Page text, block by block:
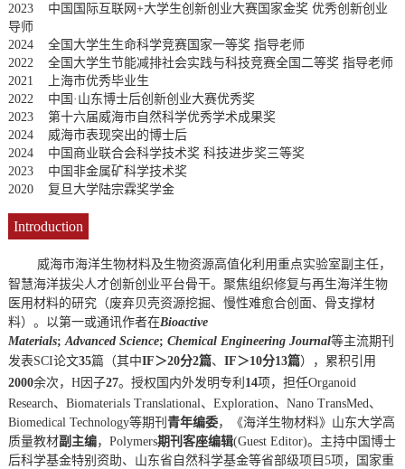
2023 中国国际互联网+大学生创新创业大赛国家金奖 优秀创新创业
导师
2024 全国大学生生命科学竞赛国家一等奖 指导老师
2022 全国大学生节能减排社会实践与科技竞赛全国二等奖 指导老师
2021 上海市优秀毕业生
2022 中国·山东博士后创新创业大赛优秀奖
2023 第十六届威海市自然科学优秀学术成果奖
2024 威海市表现突出的博士后
2024 中国商业联合会科学技术奖 科技进步奖三等奖
2023 中国非金属矿科学技术奖
2020 复旦大学陆宗霖奖学金
Introduction
威海市海洋生物材料及生物资源高值化利用重点实验室副主任，
智慧海洋拔尖人才创新创业平台骨干。 聚焦组织修复与再生海洋生物
医用材料的研究（废弃贝壳资源挖掘、慢性难愈合创面、骨支撑材
料） 。 以第一或通讯作者在Bioactive
Materials; AdvancedScience; Chemical Engineering Journal等主流期刊
发表SCI论文35篇 （其中IF＞20分2篇、 IF＞10分13篇） ， 累积引用
2000余次， H因子27。 授权 国 内外发明专利 14项，担任Organoid
Research、 Biomaterials Translational、 Exploration、 Nano TransMed、
Biomedical Technology等期刊 青年编委，
《海洋生物材料》山东大学高
质量教材副主编， Polymers期刊客座编辑(Guest Editor)。 主持中国博士
后科学基金特别资助、 山东省自然科学基金等省部级项目 5项 ，国家重